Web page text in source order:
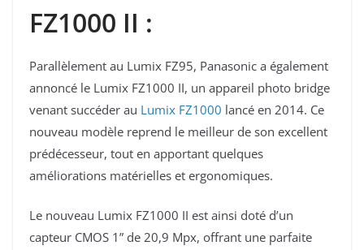
FZ1000 II :
Parallèlement au Lumix FZ95, Panasonic a également
annoncé le Lumix FZ1000 II, un appareil photo bridge
venant succéder au Lumix FZ1000 lancé en 2014. Ce
nouveau modèle reprend le meilleur de son excellent
prédécesseur, tout en apportant quelques
améliorations matérielles et ergonomiques.
Le nouveau Lumix FZ1000 II est ainsi doté d’un
capteur CMOS 1” de 20,9 Mpx, offrant une parfaite